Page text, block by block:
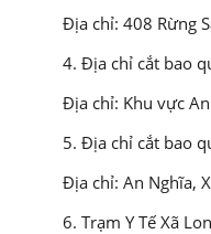
Địa chỉ: 408 Rừng
4. Địa chỉ cắt bao
Địa chỉ: Khu vực
5. Địa chỉ cắt bao
Địa chỉ: An Nghĩa,
6. Trạm Y Tế Xã